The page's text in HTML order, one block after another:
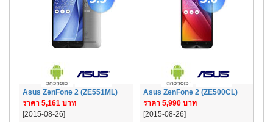
Asus ZenFone 2 (ZE551ML)
ราคา 5,161 บาท
[2015-08-26]
Asus ZenFone 2 (ZE500CL)
ราคา 5,990 บาท
[2015-08-26]